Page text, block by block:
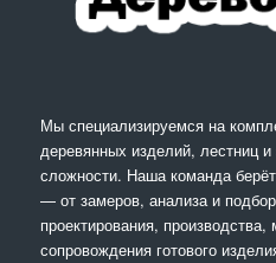
Мы специализируемся на
деревянных изделий, лестниц
сложности. Наша команда
— от замеров, анализа и
проектирования,
сопровождения готового